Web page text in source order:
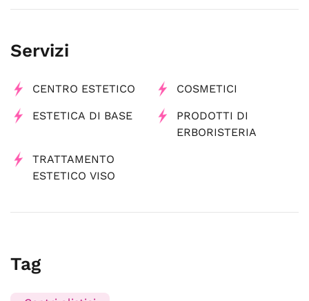
Servizi
CENTRO ESTETICO COSMETICI
ESTETICA DI BASE
PRODOTTI DI
ERBORISTERIA
TRATTAMENTO
ESTETICO VISO
Tag